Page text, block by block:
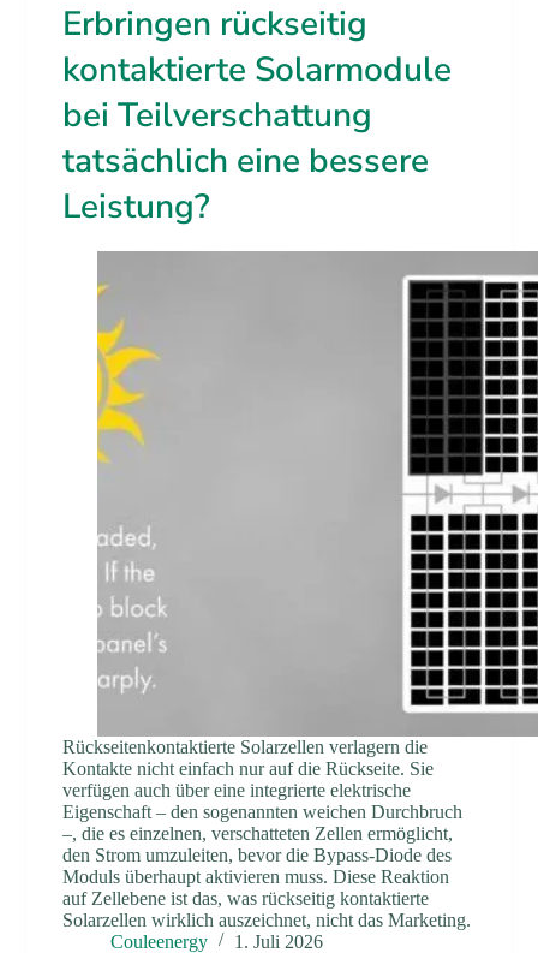
Erbringen rückseitig
kontaktierte Solarmodule
bei Teilverschattung
tatsächlich eine bessere
Leistung?
Rückseitenkontaktierte Solarzellen verlagern die
Kontakte nicht einfach nur auf die Rückseite. Sie
verfügen auch über eine integrierte elektrische
Eigenschaft – den sogenannten weichen Durchbruch
–, die es einzelnen, verschatteten Zellen ermöglicht,
den Strom umzuleiten, bevor die Bypass-Diode des
Moduls überhaupt aktivieren muss. Diese Reaktion
auf Zellebene ist das, was rückseitig kontaktierte
Solarzellen wirklich auszeichnet, nicht das Marketing.
Couleenergy
1. Juli 2026